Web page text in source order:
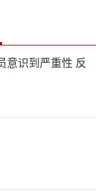
意识到严重性 反